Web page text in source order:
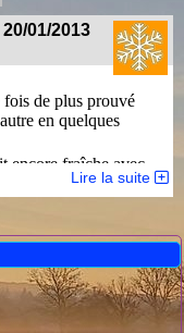
20/01/2013
de plus prouvé
en quelques
encore fraîche avec
un fort redoux
l'effet d'éclaircies,
dessus et la
refroidissement
le stade du gel
permettent de
Lire la suite